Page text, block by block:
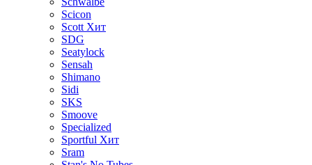
Scicon
Scott Хит
SDG
Seatylock
Sensah
Shimano
Sidi
SKS
Smoove
Specialized
Sportful Хит
Sram